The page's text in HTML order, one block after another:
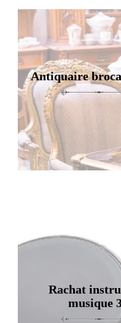
Antiquaire
Rachat
musique